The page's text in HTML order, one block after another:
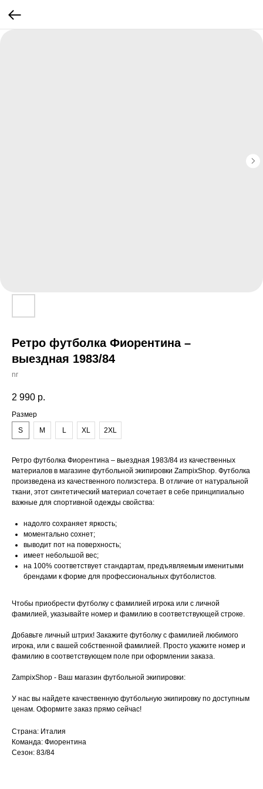
Ретро футболка Фиорентина –
выездная 1983/84
nr
2 990 р.
Размер
S
M L XL 2XL
Ретро футболка Фиорентина – выездная 1983/84 из качественных
материалов в магазине футбольной экипировки ZampixShop. Футболка
произведена из качественного полиэстера. В отличие от натуральной
ткани, этот синтетический материал сочетает в себе принципиально
важные для спортивной одежды свойства:
надолго сохраняет яркость;
моментально сохнет;
выводит пот на поверхность;
имеет небольшой вес;
на 100% соответствует стандартам, предъявляемым именитыми
брендами к форме для профессиональных футболистов.
Чтобы приобрести футболку с фамилией игрока или с личной
фамилией, указывайте номер и фамилию в соответствующей строке.
Добавьте личный штрих! Закажите футболку с фамилией любимого
игрока, или с вашей собственной фамилией. Просто укажите номер и
фамилию в соответствующем поле при оформлении заказа.
ZampixShop - Ваш магазин футбольной экипировки:
У нас вы найдете качественную футбольную экипировку по доступным
ценам. Оформите заказ прямо сейчас!
Страна: Италия
Команда: Фиорентина
Сезон: 83/84